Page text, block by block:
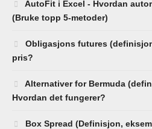
AutoFit i Excel - Hvordan
(Bruke topp 5-metoder)
Obligasjons futures
pris?
Alternativer for Bermuda
Hvordan det fungerer?
Box Spread (Definisjon,